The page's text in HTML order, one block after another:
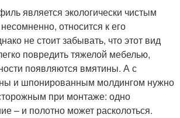
является экологически чистым
относится к его
не стоит забывать, что этот вид
повредить тяжелой мебелью,
появляются вмятины. А с
и шпонированным молдингом нужно
при монтаже: одно
– и полотно может расколоться.